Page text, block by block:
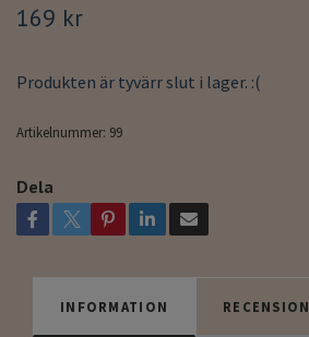
169 kr
Produkten är tyvärr slut i lager. :(
Artikelnummer: 99
Dela
INFORMATION